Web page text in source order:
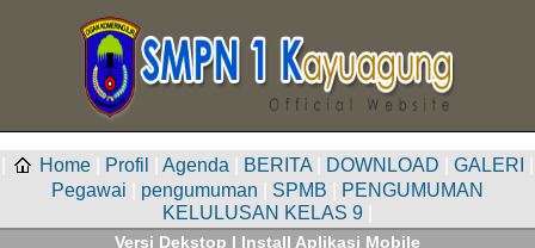
Home Profil Agenda BERITA DOWNLOAD GALERI
Pegawai
pengumuman SPMB
PENGUMUMAN
KELULUSAN KELAS 9
Versi Dekstop | Install Aplikasi Mobile